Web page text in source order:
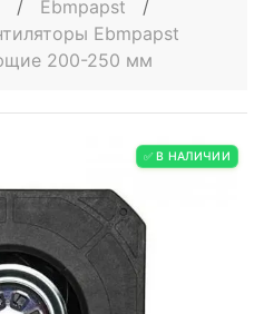
/ Ebmpapst
/
Ebmpapst
200-250 мм
✅ В НАЛИЧИИ